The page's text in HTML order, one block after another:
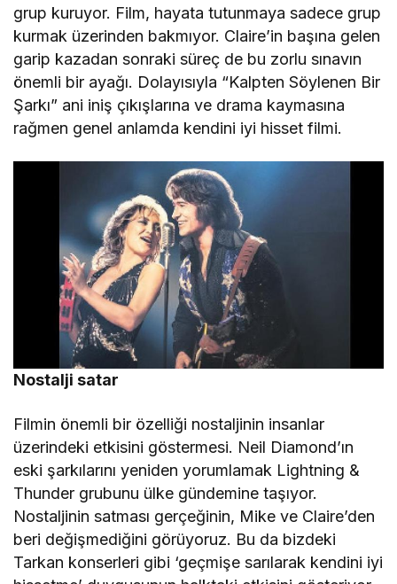
grup kuruyor. Film, hayata tutunmaya sadece grup
kurmak üzerinden bakmıyor. Claire’in başına gelen
garip kazadan sonraki süreç de bu zorlu sınavın
önemli bir ayağı. Dolayısıyla “Kalpten Söylenen Bir
Şarkı” ani iniş çıkışlarına ve drama kaymasına
rağmen genel anlamda kendini iyi hisset filmi.
Nostalji satar
Filmin önemli bir özelliği nostaljinin insanlar
üzerindeki etkisini göstermesi. Neil Diamond’ın
eski şarkılarını yeniden yorumlamak Lightning &
Thunder grubunu ülke gündemine taşıyor.
Nostaljinin satması gerçeğinin, Mike ve Claire’den
beri değişmediğini görüyoruz. Bu da bizdeki
Tarkan konserleri gibi ‘geçmişe sarılarak kendini iyi